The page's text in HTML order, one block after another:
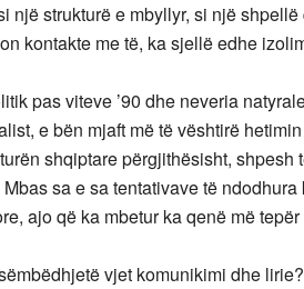
një strukturë e mbyllyr, si një
kontakte me të, ka sjellë edhe
pas viteve ’90 dhe neveria
e bën mjaft më të vështirë
shqiptare përgjithësisht, shpesh
Mbas sa e sa tentativave të
ajo që ka mbetur ka qenë më
vjet komunikimi dhe